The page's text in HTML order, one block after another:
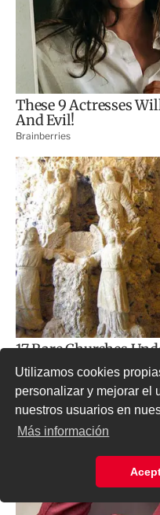
Utilizamos cookies
personalizar y mejorar el
nuestros usuarios en
Más información